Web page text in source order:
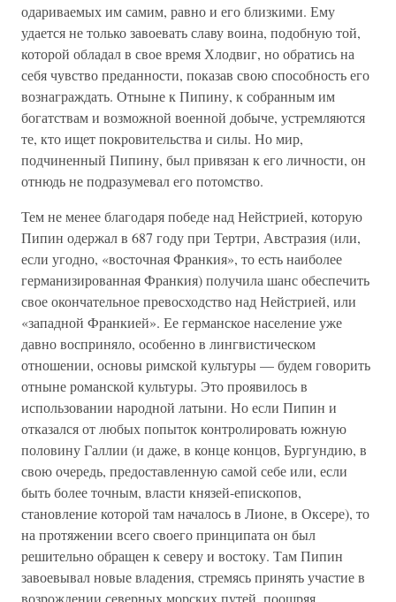
одариваемых им самим, равно и его близкими. Ему
удается не только завоевать славу воина, подобную той,
которой обладал в свое время Хлодвиг, но обратись на
себя чувство преданности, показав свою способность его
вознаграждать. Отныне к Пипину, к собранным им
богатствам и возможной военной добыче, устремляются
те, кто ищет покровительства и силы. Но мир,
подчиненный Пипину, был привязан к его личности, он
отнюдь не подразумевал его потомство.
Тем не менее благодаря победе над Нейстрией, которую
Пипин одержал в 687 году при Тертри, Австразия (или,
если угодно, «восточная Франкия», то есть наиболее
германизированная Франкия) получила шанс обеспечить
свое окончательное превосходство над Нейстрией, или
«западной Франкией». Ее германское население уже
давно восприняло, особенно в лингвистическом
отношении, основы римской культуры — будем говорить
отныне романской культуры. Это проявилось в
использовании народной латыни. Но если Пипин и
отказался от любых попыток контролировать южную
половину Галлии (и даже, в конце концов, Бургундию, в
свою очередь, предоставленную самой себе или, если
быть более точным, власти князей-епископов,
становление которой там началось в Лионе, в Оксере), то
на протяжении всего своего принципата он был
решительно обращен к северу и востоку. Там Пипин
завоевывал новые владения, стремясь принять участие в
возрождении северных морских путей, поощряя